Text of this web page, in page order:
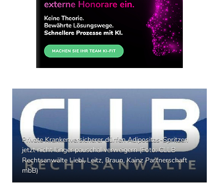
Private Krankenversicherer dürfen Adipositas-Spritzen
jetzt nicht länger pauschal verweigern (Foto: CLLB
Rechtsanwälte Liebl, Leitz, Braun, Kainz Partnerschaft
mbB)